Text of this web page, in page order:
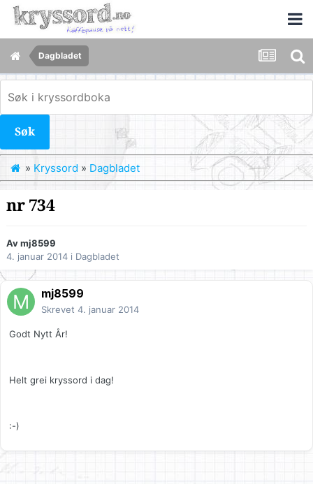
Dagbladet
Søk
» Kryssord » Dagbladet
nr 734
Avmj8599
4. januar 2014 i Dagbladet
mj8599
Skrevet 4. januar 2014
Godt Nytt År!
Helt grei kryssord i dag!
:-)